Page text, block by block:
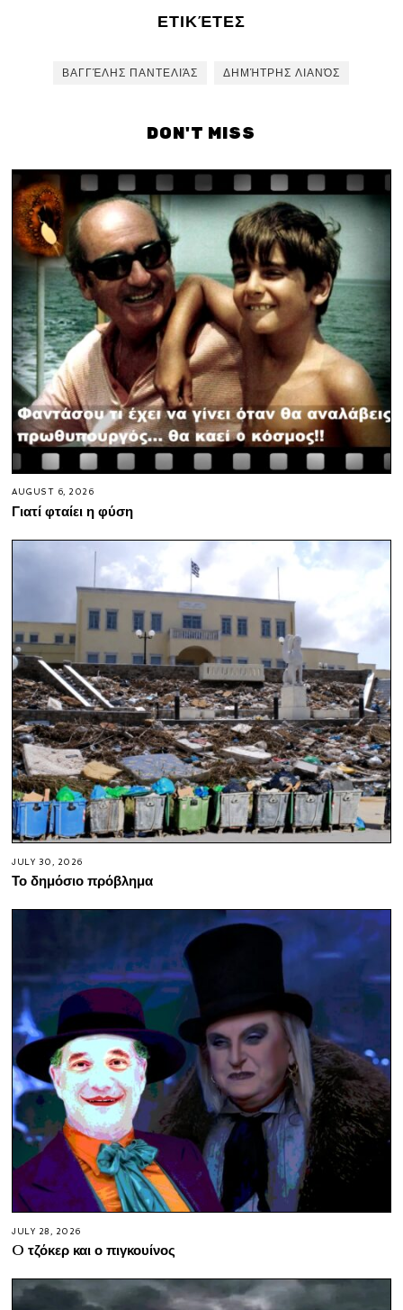
ΕΤΙΚΈΤΕΣ
ΒΑΓΓΈΛΗΣ ΠΑΝΤΕΛΙΆΣ ΔΗΜΉΤΡΗΣ ΛΙΑΝΌΣ
DON'T MISS
AUGUST 6, 2026
Γιατί φταίει η φύση
JULY 30, 2026
Το δημόσιο πρόβλημα
JULY 28, 2026
O τζόκερ και ο πιγκουίνος